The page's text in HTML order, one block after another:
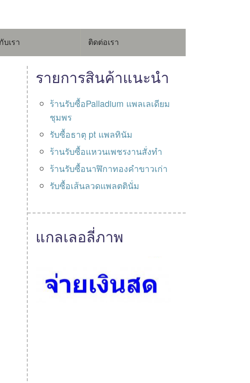
บเรา ติดต่อเรา
รายการสินค้าแนะนำ
ร้านรับซื้อPalladium แพลเลเดียม
ชุมพร
รับซื้อธาตุ pt แพลทินัม
ร้านรับซื้อแหวนเพชรงานสั่งทำ
ร้านรับซื้อนาฬิกาทองคำขาวเก่า
รับซื้อเส้นลวดแพลตตินั่ม
แกลเลอลี่ภาพ